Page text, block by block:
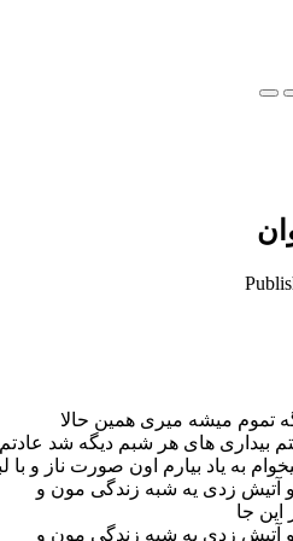
تموم میشه میری همین حالا
بیداری های هر شبم دیگه شد عادتم
به یاد بیارم اون صورت ناز و با
و آتیش زدی یه شبه زندگی مون و
این جا
و آتیش زدی یه شبه زندگی مون و